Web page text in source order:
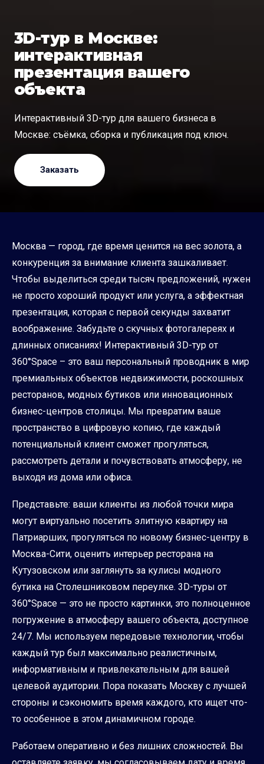
3D-тур в Москве:
интерактивная
презентация вашего
объекта
Интерактивный 3D-тур для вашего бизнеса в
Москве: съёмка, сборка и публикация под ключ.
Заказать
Москва — город, где время ценится на вес золота, а
конкуренция за внимание клиента зашкаливает.
Чтобы выделиться среди тысяч предложений, нужен
не просто хороший продукт или услуга, а эффектная
презентация, которая с первой секунды захватит
воображение. Забудьте о скучных фотогалереях и
длинных описаниях! Интерактивный 3D-тур от
360°Space – это ваш персональный проводник в мир
премиальных объектов недвижимости, роскошных
ресторанов, модных бутиков или инновационных
бизнес-центров столицы. Мы превратим ваше
пространство в цифровую копию, где каждый
потенциальный клиент сможет прогуляться,
рассмотреть детали и почувствовать атмосферу, не
выходя из дома или офиса.
Представьте: ваши клиенты из любой точки мира
могут виртуально посетить элитную квартиру на
Патриарших, прогуляться по новому бизнес-центру в
Москва-Сити, оценить интерьер ресторана на
Кутузовском или заглянуть за кулисы модного
бутика на Столешниковом переулке. 3D-туры от
360°Space — это не просто картинки, это полноценное
погружение в атмосферу вашего объекта, доступное
24/7. Мы используем передовые технологии, чтобы
каждый тур был максимально реалистичным,
информативным и привлекательным для вашей
целевой аудитории. Пора показать Москву с лучшей
стороны и сэкономить время каждого, кто ищет что-
то особенное в этом динамичном городе.
Работаем оперативно и без лишних сложностей. Вы